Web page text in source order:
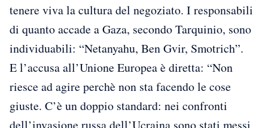
tenere viva la cultura del negoziato. I responsabili
di quanto accade a Gaza, secondo Tarquinio, sono
individuabili: “Netanyahu, Ben Gvir, Smotrich”.
E l’accusa all’Unione Europea è diretta: “Non
riesce ad agire perchè non sta facendo le cose
giuste. C’è un doppio standard: nei confronti